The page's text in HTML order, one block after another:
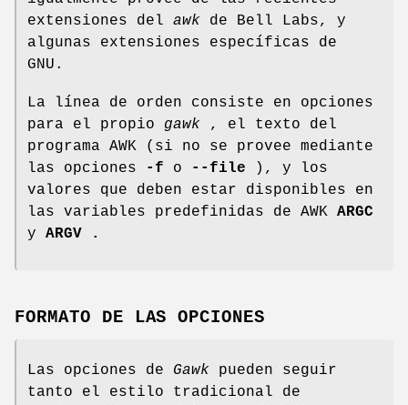
extensiones del awk de Bell Labs, y
algunas extensiones específicas de
GNU.
La línea de orden consiste en opciones
para el propio gawk , el texto del
programa AWK (si no se provee mediante
las opciones
-f o --file ), y los
valores que deben estar disponibles en
las variables predefinidas de AWK ARGC
y ARGV .
FORMATO DE LAS OPCIONES
Las opciones de Gawk pueden seguir
tanto el estilo tradicional de